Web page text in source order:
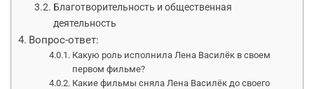
Благотворительность и общественная
деятельность
Вопрос-ответ:
Какую роль исполнила Лена Василёк в своем
первом фильме?
Какие фильмы сняла Лена Василёк до своего